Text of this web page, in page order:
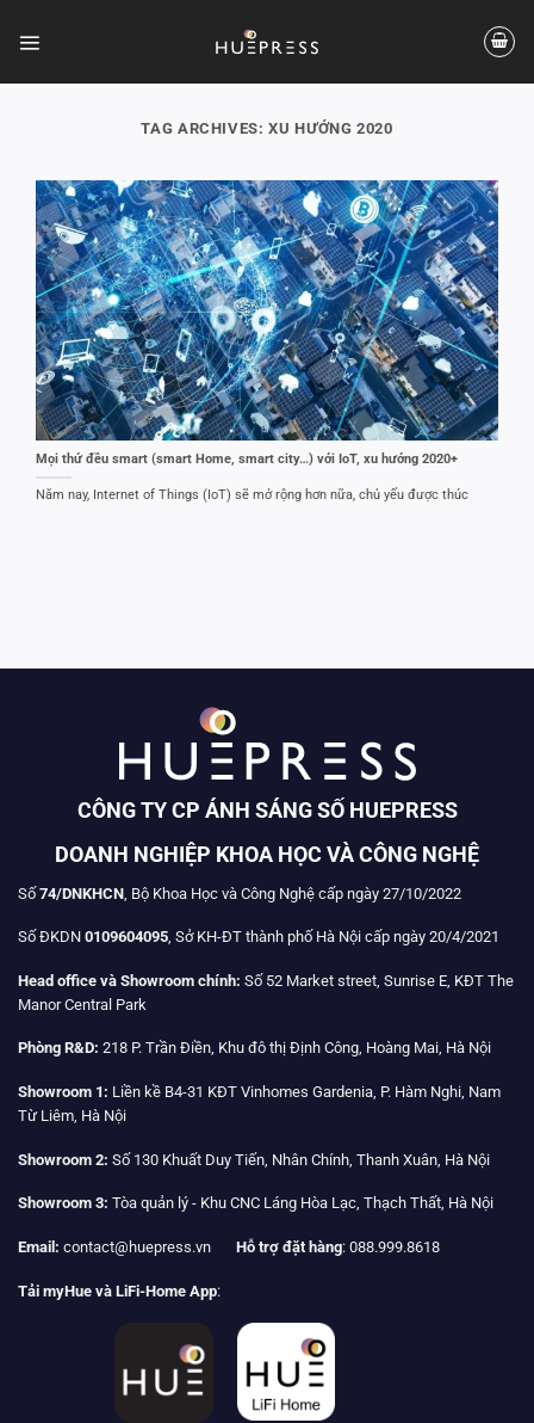
TAG ARCHIVES:XU HƯỚNG 2020
Mọi thứ đều smart (smart Home, smart city…) với IoT, xu hướng 2020+
Năm nay, Internet of Things (IoT) sẽ mở rộng hơn nữa, chủ yếu được thúc
CÔNG TY CP ÁNH SÁNG SỐ HUEPRESS
DOANH NGHIỆP KHOA HỌC VÀ CÔNG NGHỆ
Số74/DNKHCN , Bộ Khoa Học và Công Nghệ cấp ngày 27/10/2022
Số ĐKDN 0109604095, Sở KH-ĐT thành phố Hà Nội cấp ngày 20/4/2021
Head office và Showroom chính: Số 52 Market street, Sunrise E, KĐT The
Manor Central Park
Phòng R&D: 218 P. Trần Điền, Khu đô thị Định Công, Hoàng Mai, Hà Nội
Showroom 1: Liền kề B4-31 KĐT Vinhomes Gardenia, P. Hàm Nghi, Nam
Từ Liêm, Hà Nội
Showroom 2: Số 130 Khuất Duy Tiến, Nhân Chính, Thanh Xuân, Hà Nội
Showroom 3: Tòa quản lý - Khu CNC Láng Hòa Lạc, Thạch Thất, Hà Nội
Email: contact@huepress.vn Hỗ trợ đặt hàng: 088.999.8618
Tải myHue và LiFi-Home App: